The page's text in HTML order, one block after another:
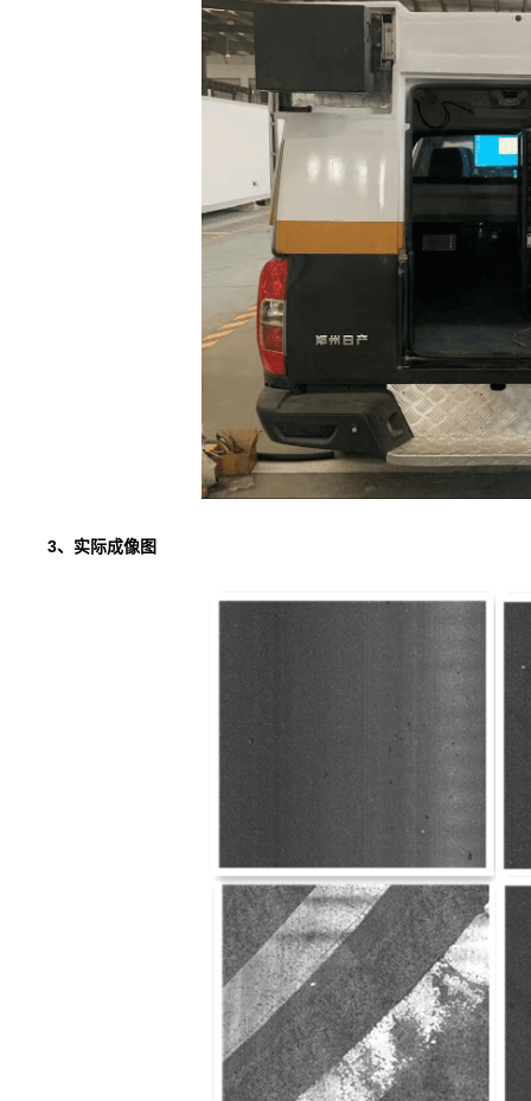
3、实际成像图